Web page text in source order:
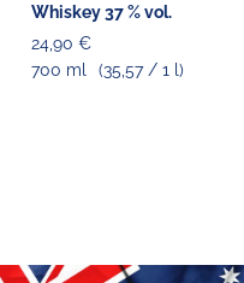
Whiskey 37 % vol.
24,90 €
700 ml
(35,57 / 1 l)